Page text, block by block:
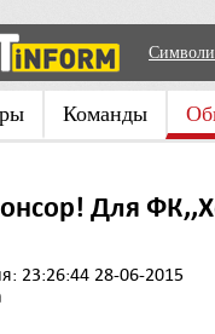
Команды
Для
23:26:44 28-06-2015